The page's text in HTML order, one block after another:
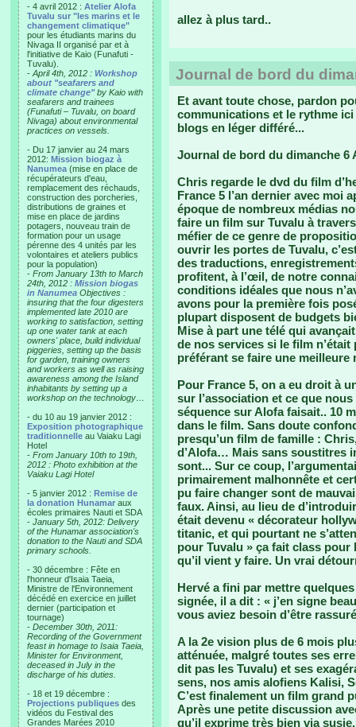
- 4 avril 2012 : Atelier Alofa
Tuvalu sur "les marins et le
changement climatique"
pour les étudiants marins du
Nivaga II organisé par et à
l'initiative de Kaio (Funafuti -
Tuvalu).
- April 4th, 2012 : Workshop
about "seafarers and
climate change"by Kaio with
seafarers and trainees
(Funafuti – Tuvalu, on board
Nivaga) about environmental
practices on vessels.
- Du 17 janvier au 24 mars
2012: Mission biogaz à
Nanumea (mise en place de
récupérateurs d'eau,
remplacement des réchauds,
construction des porcheries,
distributions de graines et
mise en place de jardins
potagers, nouveau train de
formation pour un usage
pérenne des 4 unités par les
volontaires et ateliers publics
pour la population)
- From January 13th to March
24th, 2012 : Mission biogas
in Nanumea Objectives :
insuring that the four digesters
implemented late 2010 are
working to satisfaction, setting
up one water tank at each
owners' place, build individual
piggeries, setting up the basis
for garden, training owners
and workers as well as raising
awareness among the Island
inhabitants by setting up a
workshop on the technology…
- du 10 au 19 janvier 2012 :
Exposition photographique
traditionnelle au Vaiaku Lagi
Hotel
- From January 10th to 19th,
2012 : Photo exhibition at the
Vaiaku Lagi Hotel
- 5 janvier 2012 : Remise de
la donation Hunamar aux
écoles primaires Nauti et SDA
- January 5th, 2012: Delivery
of the Hunamar association's
donation to the Nauti and SDA
primary schools.
- 30 décembre : Fête en
l'honneur d'Isaia Taeia,
Ministre de l'Environnement
décédé en exercice en juillet
dernier (participation et
tournage)
- December 30th, 2011:
Recording of the Government
feast in homage to Isaia Taeia,
Minister for Environment,
deceased in July in the
discharge of his duties.
- 18 et 19 décembre :
Projections publiques des
vidéos du Festival des
Grandes Marées 2010
allez à plus tard..
Journal de bord du
Et avant toute chose, pardon
communications et le rythme
blogs en léger différé...
Journal de bord du dimanche 6
Chris regarde le dvd du film
France 5 l’an dernier avec moi
époque de nombreux médias
faire un film sur Tuvalu à
méfier de ce genre de
ouvrir les portes de Tuvalu,
des traductions,
profitent, à l’œil, de notre
conditions idéales que nous
avons pour la première fois
plupart disposent de budgets
Mise à part une télé qui
de nos services si le film
préférant se faire une meilleure
Pour France 5, on a eu droit à
sur l’association et ce que
séquence sur Alofa faisait.. 10
dans le film. Sans doute
presqu’un film de famille :
d’Alofa… Mais sans soustitres
sont... Sur ce coup,
primairement malhonnête et
pu faire changer sont de
faux. Ainsi, au lieu de
était devenu « décorateur
titanic, et qui pourtant ne
pour Tuvalu » ça fait class pour
qu’il vient y faire. Un vrai
Hervé a fini par mettre
signée, il a dit : « j’en signe
vous aviez besoin d’être
A la 2e vision plus de 6 mois
atténuée, malgré toutes ses
dit pas les Tuvalu) et ses
sens, nos amis alofiens Kalisi,
C’est finalement un film grand
Après une petite discussion
qu’il exprime très bien via